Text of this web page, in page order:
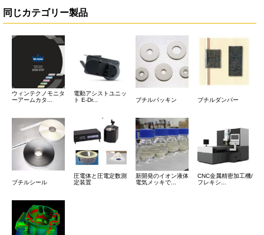
同じカテゴリー製品
ウィンテクノモニタ
ーアームカタ...
電動アシストユニッ
ト E-Dr...
ブチルパッキン ブチルダンパー
ブチルシール
圧電体と圧電定数測
定装置
新開発のイオン液体
電気メッキで...
CNC金属精密加工機/
フレキシ...